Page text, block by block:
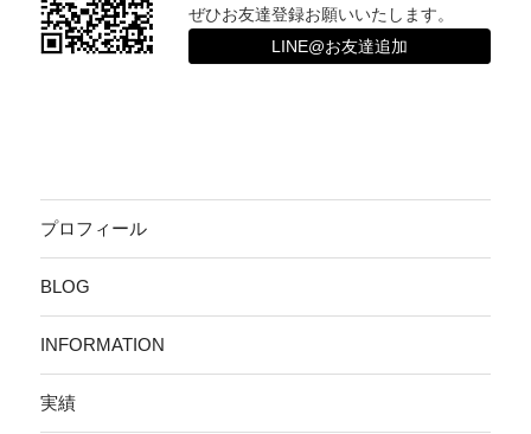
ぜひお友達登録お願いいたします。
LINE@お友達追加
プロフィール
BLOG
INFORMATION
実績